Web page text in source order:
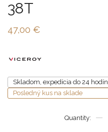
38T
47,00 €
Skladom, expedícia do 24 hodín
Posledný kus na sklade